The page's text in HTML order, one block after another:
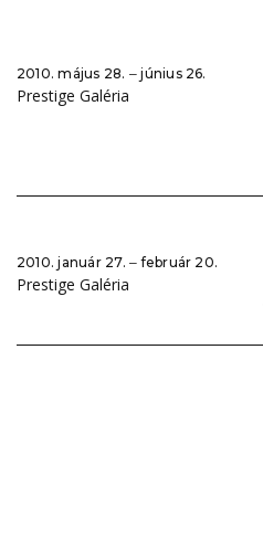
2010. május 28. ‒ június 26.
Prestige Galéria
2010. január 27. ‒ február 20.
Prestige Galéria